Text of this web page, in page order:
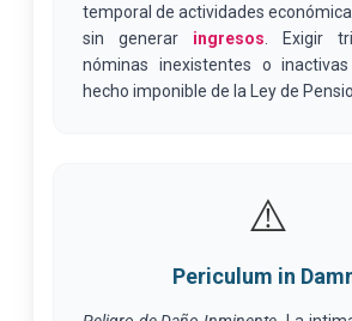
temporal de actividades
sin generar ingresos . Exigir
nóminas inexistentes o
hecho imponible de la Ley de
⚠️
Periculum in